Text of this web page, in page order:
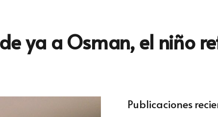
ya a Osman, el niño
Publicaciones